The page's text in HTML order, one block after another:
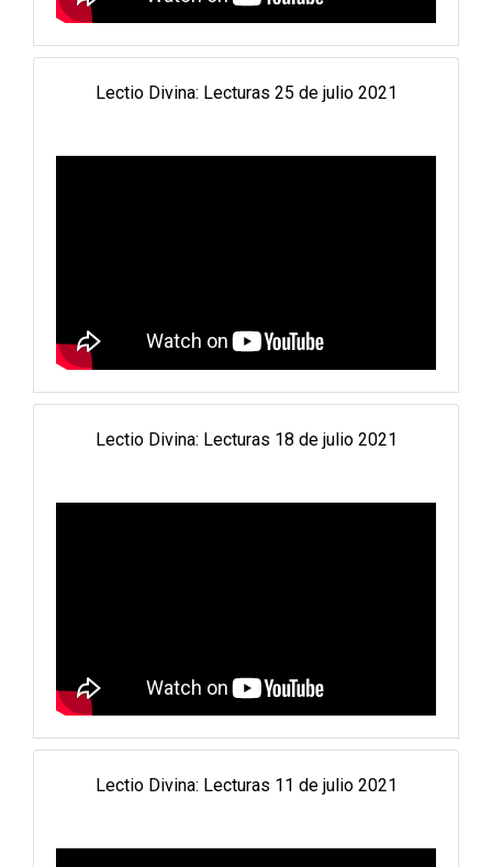
Lectio Divina: Lecturas 25 de julio 2021
Lectio Divina: Lecturas 18 de julio 2021
Lectio Divina: Lecturas 11 de julio 2021